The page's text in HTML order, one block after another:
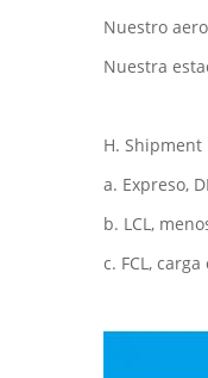
Nuestro
Nuestra
H. Shipment
a. Expreso,
b. LCL,
c. FCL,